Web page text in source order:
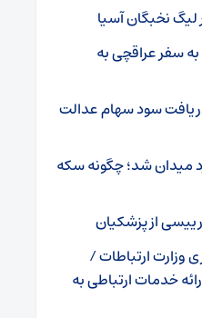
لیگ نخبگان آسیا
سفر عراقچی به
سود سهام عدالت
میدان شد؛ چگونه سکه
از پزشکیان
وزارت ارتباطات /
خدمات ارتباطی به